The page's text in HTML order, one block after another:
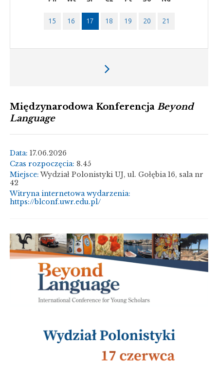
15 16 17 18 19 20 21
Następny
Międzynarodowa Konferencja Beyond
Language
Data: 17.06.2026
Czas rozpoczęcia: 8.45
Miejsce: Wydział Polonistyki UJ, ul. Gołębia 16, sala nr
42
Witryna internetowa wydarzenia:
https://blconf.uwr.edu.pl/